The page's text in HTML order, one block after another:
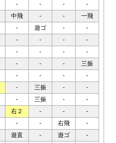
- - -
-
中飛 - -
一飛
- 遊ゴ -
-
- - -
-
- - -
-
- - -
三振
- - -
-
- 三振 -
-
- 三振 -
-
右２ - -
-
- - 右飛
-
遊直 - 遊ゴ
-